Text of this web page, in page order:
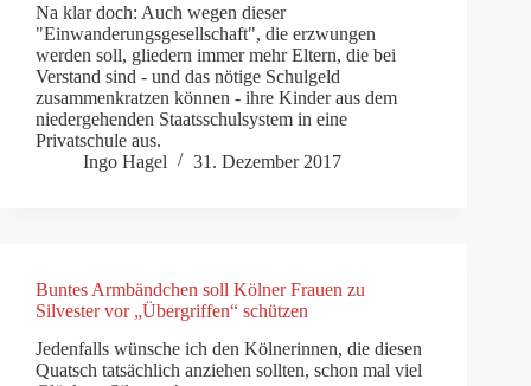
Na klar doch: Auch wegen dieser
"Einwanderungsgesellschaft", die erzwungen
werden soll, gliedern immer mehr Eltern, die bei
Verstand sind - und das nötige Schulgeld
zusammenkratzen können - ihre Kinder aus dem
niedergehenden Staatsschulsystem in eine
Privatschule aus.
Ingo Hagel
31. Dezember 2017
Buntes Armbändchen soll Kölner Frauen zu
Silvester vor „Übergriffen“ schützen
Jedenfalls wünsche ich den Kölnerinnen, die diesen
Quatsch tatsächlich anziehen sollten, schon mal viel